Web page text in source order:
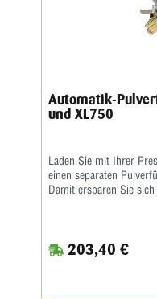
Automatik-
und XL750
Laden Sie mit Ihrer
einen separaten
Damit ersparen Sie
203,40 €